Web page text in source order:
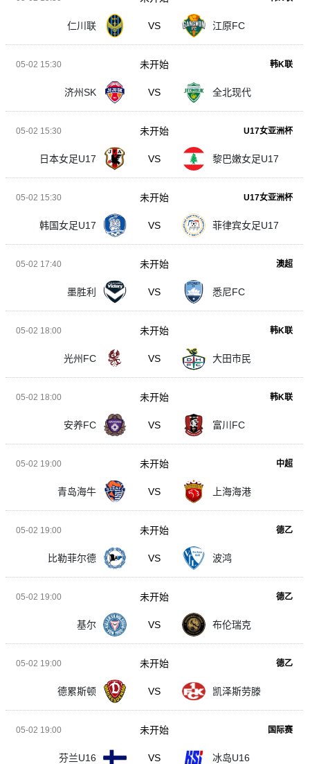
仁川联 VS 江原FC
05-02 15:30 韩K联
济州SK VS 全北现代
未开始
05-02 15:30 U17女亚洲杯
日本女足U17 VS 黎巴嫩女足U17
未开始
05-02 15:30 U17女亚洲杯
韩国女足U17 VS 菲律宾女足U17
未开始
05-02 17:40 澳超
墨胜利 VS 悉尼FC
未开始
05-02 18:00 韩K联
光州FC VS 大田市民
未开始
05-02 18:00 韩K联
安养FC VS 富川FC
未开始
05-02 19:00 中超
青岛海牛 VS 上海海港
未开始
05-02 19:00 德乙
比勒菲尔德 VS 波鸿
未开始
05-02 19:00 德乙
基尔 VS 布伦瑞克
未开始
05-02 19:00 德乙
德累斯顿 VS 凯泽斯劳滕
未开始
05-02 19:00 国际赛
芬兰U16 VS 冰岛U16
未开始